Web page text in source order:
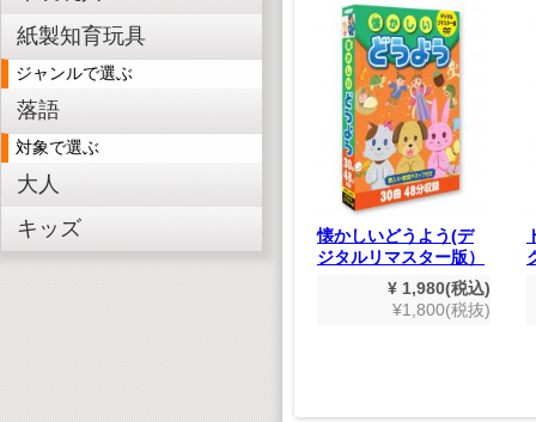
紙製知育玩具
ジャンルで選ぶ
落語
対象で選ぶ
大人
キッズ
愛の唄
税込)
税抜)
ジタルリマスター版）
¥ 1,980(税込)
¥1,800(税抜)
懐かしいどうよう(デ
ジタルリマスター版）
¥ 1,980(税込)
¥1,800(税抜)